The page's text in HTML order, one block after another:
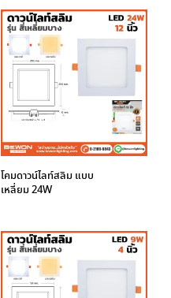
โคมดาวน์ไลท์สลิม แบบ
เหลี่ยม 24W